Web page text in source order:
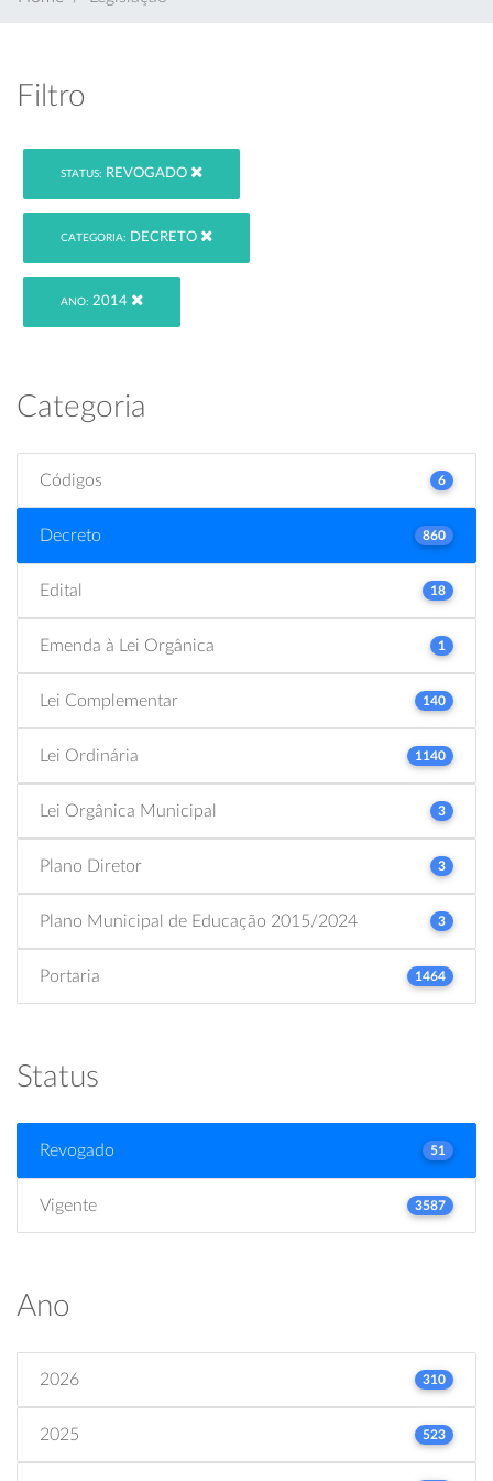
Filtro
STATUS: REVOGADO
CATEGORIA: DECRETO
ANO: 2014
Categoria
Códigos 6
Decreto 860
Edital 18
Emenda à Lei Orgânica 1
Lei Complementar 140
Lei Ordinária 1140
Lei Orgânica Municipal 3
Plano Diretor 3
Plano Municipal de Educação 2015/2024 3
Portaria 1464
Status
Revogado 51
Vigente 3587
Ano
2026 310
2025 523